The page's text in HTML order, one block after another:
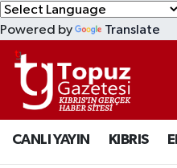
Powered by Translate
CANLI YAYIN KIBRIS
KIBRIS
DÜNYA
EKONOMİ
Lefkoşa Nöbetçi
Lefkoşa Hava Durumu
Lefkoşa Trafik